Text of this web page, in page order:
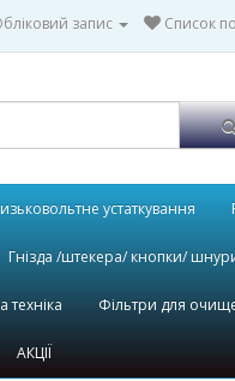
запис Список
устаткування
Гнізда /штекера/ кнопки/
Фільтри для
АКЦІЇ